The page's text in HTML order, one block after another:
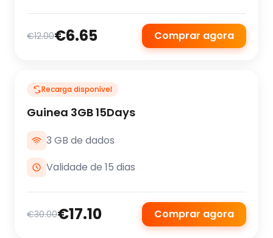
€12.00€6.65 Comprar agora
Recarga disponível
Guinea 3GB 15Days
3 GB de dados
Validade de 15 dias
€30.00€17.10 Comprar agora